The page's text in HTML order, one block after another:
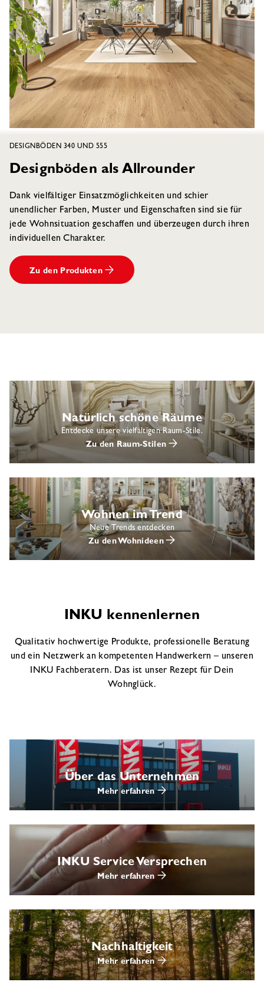
DESIGNBÖDEN 340 UND 555
Designböden als Allrounder
Dank vielfältiger Einsatzmöglichkeiten und schier
unendlicher Farben, Muster und Eigenschaften sind sie für
jede Wohnsituation geschaffen und überzeugen durch ihren
individuellen Charakter.
Zu den Produkten
Natürlich schöne Räume
Entdecke unsere vielfältigen Raum-Stile.
Zu den Raum-Stilen
Wohnen im Trend
Neue Trends entdecken
Zu den Wohnideen
INKU kennenlernen
Qualitativ hochwertige Produkte, professionelle Beratung
und ein Netzwerk an kompetenten Handwerkern – unseren
INKU Fachberatern. Das ist unser Rezept für Dein
Wohnglück.
Über das Unternehmen
Mehr erfahren
INKU Service Versprechen
Mehr erfahren
Nachhaltigkeit
Mehr erfahren